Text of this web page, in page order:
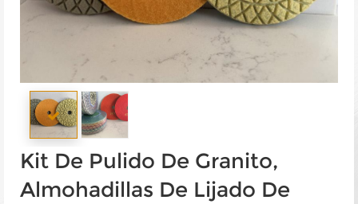
Kit De Pulido De Granito,
Almohadillas De Lijado De